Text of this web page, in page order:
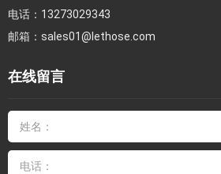
电话： 13273029343
邮箱： sales01@lethose.com
在线留言